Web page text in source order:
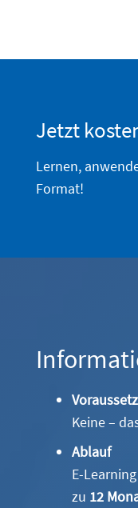
Jetzt
Lernen,
Format!
Keine –
Ablauf
E-
zu 12